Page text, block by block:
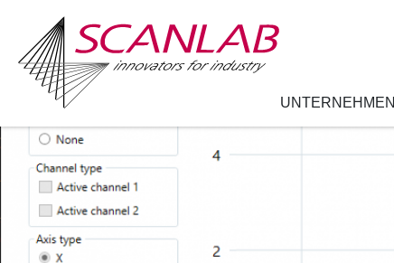
Direkt
Inhalt
UNTERNEHMEN